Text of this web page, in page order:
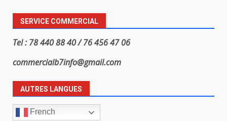
SERVICE COMMERCIAL
Tel : 78 440 88 40 / 76 456 47 06
commercialb7info@gmail.com
AUTRES LANGUES
French